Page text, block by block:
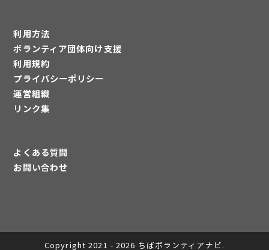
利用方法
ボランティア団体向け支援
利用規約
プライバシーポリシー
運営組織
リンク集
よくある質問
お問い合わせ
Copyright 2021 - 2026 ちばボランティアナビ.